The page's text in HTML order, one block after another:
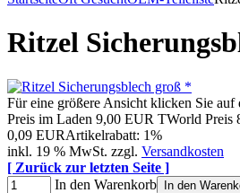
Ritzel
Für eine größere Ansicht klicken Sie auf
Preis im Laden 9,00 EUR TWorld Preis
0,09 EURArtikelrabatt: 1%
inkl. 19 % MwSt. zzgl. Versandkosten
[ Zurück zur letzten Seite ]
In den Warenkorb
In den